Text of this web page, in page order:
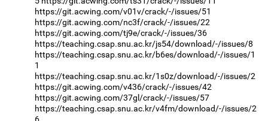
https://git.acwing.com/v01v/crack/-/issues/51
https://git.acwing.com/nc3f/crack/-/issues/22
https://git.acwing.com/tj9e/crack/-/issues/36
https://teaching.csap.snu.ac.kr/js54/download/-/issues/8
https://teaching.csap.snu.ac.kr/b6es/download/-/issues/1
1
https://teaching.csap.snu.ac.kr/1s0z/download/-/issues/2
https://git.acwing.com/v436/crack/-/issues/42
https://git.acwing.com/37gl/crack/-/issues/57
https://teaching.csap.snu.ac.kr/v4fm/download/-/issues/2
6